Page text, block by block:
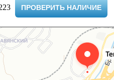
ПРОВЕРИТЬ НАЛИЧИЕ